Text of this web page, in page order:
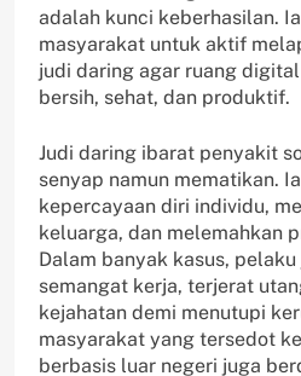
adalah kunci keberhasilan.
masyarakat untuk aktif
judi daring agar ruang
bersih, sehat, dan produktif.
Judi daring ibarat penyakit
senyap namun mematikan.
kepercayaan diri individu,
keluarga, dan melemahkan
Dalam banyak kasus,
semangat kerja, terjerat
kejahatan demi menutupi
masyarakat yang tersedot
berbasis luar negeri juga